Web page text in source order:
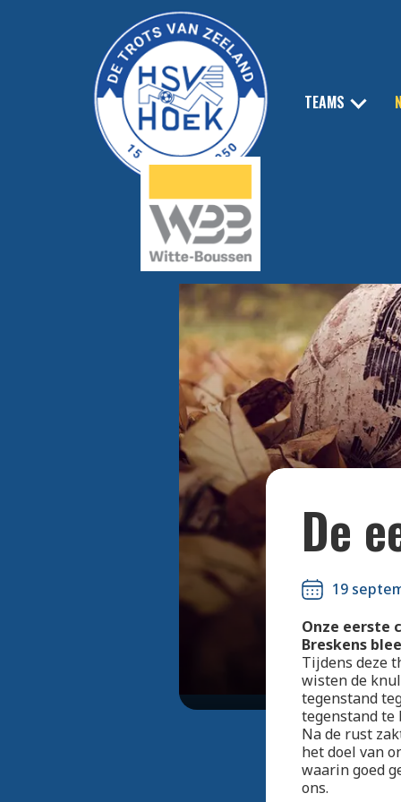
TEAMS
De
19
Onze eerste
Breskens
Tijdens deze
wisten de
tegenstand
tegenstand te
Na de rust
het doel van
waarin goed
ons.